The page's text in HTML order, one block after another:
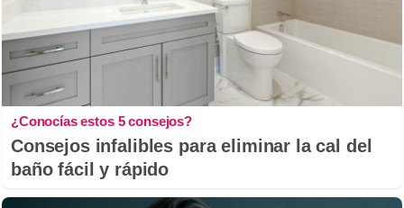
¿Conocías estos 5 consejos?
Consejos infalibles para eliminar la cal del
baño fácil y rápido